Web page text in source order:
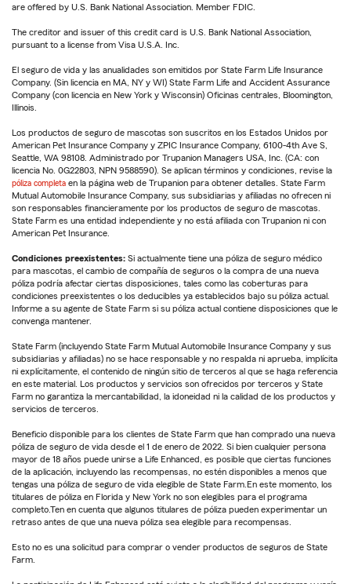
are offered by U.S. Bank National Association. Member FDIC.
The creditor and issuer of this credit card is U.S. Bank National Association,
pursuant to a license from Visa U.S.A. Inc.
El seguro de vida y las anualidades son emitidos por State Farm Life Insurance
Company. (Sin licencia en MA, NY y WI) State Farm Life and Accident Assurance
Company (con licencia en New York y Wisconsin) Oficinas centrales, Bloomington,
Illinois.
Los productos de seguro de mascotas son suscritos en los Estados Unidos por
American Pet Insurance Company y ZPIC Insurance Company, 6100-4th Ave S,
Seattle, WA 98108. Administrado por Trupanion Managers USA, Inc. (CA: con
licencia No. 0G22803, NPN 9588590). Se aplican términos y condiciones, revise la
póliza completa en la página web de Trupanion para obtener detalles. State Farm
Mutual Automobile Insurance Company, sus subsidiarias y afiliadas no ofrecen ni
son responsables financieramente por los productos de seguro de mascotas.
State Farm es una entidad independiente y no está afiliada con Trupanion ni con
American Pet Insurance.
Condiciones preexistentes: Si actualmente tiene una póliza de seguro médico
para mascotas, el cambio de compañía de seguros o la compra de una nueva
póliza podría afectar ciertas disposiciones, tales como las coberturas para
condiciones preexistentes o los deducibles ya establecidos bajo su póliza actual.
Informe a su agente de State Farm si su póliza actual contiene disposiciones que le
convenga mantener.
State Farm (incluyendo State Farm Mutual Automobile Insurance Company y sus
subsidiarias y afiliadas) no se hace responsable y no respalda ni aprueba, implícita
ni explícitamente, el contenido de ningún sitio de terceros al que se haga referencia
en este material. Los productos y servicios son ofrecidos por terceros y State
Farm no garantiza la mercantabilidad, la idoneidad ni la calidad de los productos y
servicios de terceros.
Beneficio disponible para los clientes de State Farm que han comprado una nueva
póliza de seguro de vida desde el 1 de enero de 2022. Si bien cualquier persona
mayor de 18 años puede unirse a Life Enhanced, es posible que ciertas funciones
de la aplicación, incluyendo las recompensas, no estén disponibles a menos que
tengas una póliza de seguro de vida elegible de State Farm.En este momento, los
titulares de póliza en Florida y New York no son elegibles para el programa
completo.Ten en cuenta que algunos titulares de póliza pueden experimentar un
retraso antes de que una nueva póliza sea elegible para recompensas.
Esto no es una solicitud para comprar o vender productos de seguros de State
Farm.